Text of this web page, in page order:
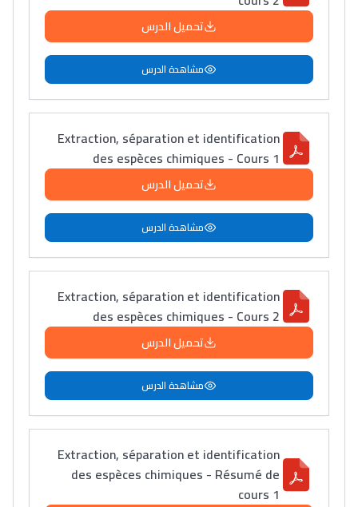
تحميل الدرس
مشاهدة الدرس
Extraction, séparation et identification
des espèces chimiques - Cours 1
تحميل الدرس
مشاهدة الدرس
Extraction, séparation et identification
des espèces chimiques - Cours 2
تحميل الدرس
مشاهدة الدرس
Extraction, séparation et identification
des espèces chimiques - Résumé de
cours 1